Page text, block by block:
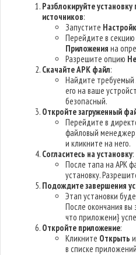
Разблокируйте
источников:
Запустите
Перейдите в секцию
Приложения на
Разрешите опцию
Скачайте APK файл:
Найдите требуемый
его на ваше
безопасный.
Откройте загруженный
Перейдите в
файловый
и кликните на него.
Согласитесь на установку:
После тапа на APK
установку.
Подождите завершения
Этап установки
После окончания
что приложени}
Откройте приложение:
Кликните Открыть
в списке